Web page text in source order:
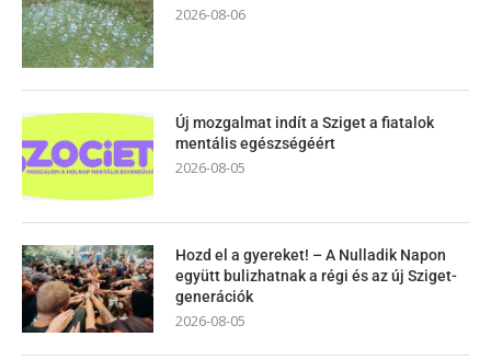
2026-08-06
Új mozgalmat indít a Sziget a fiatalok
mentális egészségéért
2026-08-05
Hozd el a gyereket! – A Nulladik Napon
együtt bulizhatnak a régi és az új Sziget-
generációk
2026-08-05